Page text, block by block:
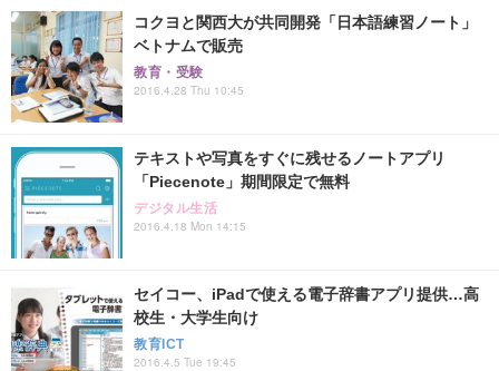
コクヨと関西大が共同開発「日本語練習ノート」
ベトナムで販売
教育・受験
2016.4.28 Thu 10:45
テキストや写真をすぐに残せるノートアプリ
「Piecenote」期間限定で無料
デジタル生活
2016.4.18 Mon 14:15
セイコー、iPadで使える電子辞書アプリ提供…高
校生・大学生向け
教育ICT
2016.4.5 Tue 19:45